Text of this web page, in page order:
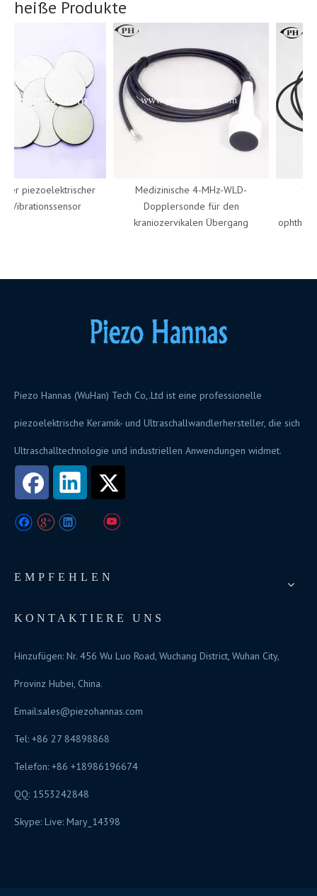
heiße Produkte
piezoelektrischer
Medizinische 4-MHz-WLD-
Dopplersonde für den
kraniozervikalen Übergang
10-
Piezo Hannas (WuHan) Tech Co,.Ltd ist eine professionelle
piezoelektrische Keramik- und Ultraschallwandlerhersteller, die sich
Ultraschalltechnologie und industriellen Anwendungen widmet.
EMPFEHLEN
KONTAKTIERE UNS
Hinzufügen: Nr. 456 Wu Luo Road, Wuchang District, Wuhan City,
Provinz Hubei, China.
Email:sales@piezohannas.com
Tel: +86 27 84898868
Telefon: +86 +18986196674
QQ: 1553242848
Skype: Live: Mary_14398